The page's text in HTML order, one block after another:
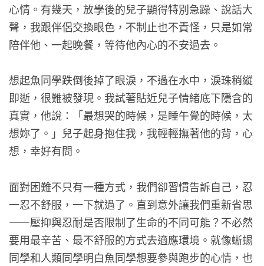
心情。有幾天，放學後的兒子顯得特別急躁、說話大
聲，我跟伴侶交換眼色，不制止也不責怪，只是如常
陪伴他、一起晚餐，等待他內心的不安過去。
想起魚同學跌倒後掉了眼淚，不過在水中，淚珠稍縱
即逝，很難被發現。我試著貼近兒子情緒底下隱含的
真實，他說：「最想哭的時候，是睡午覺的時候，太
想妳了。」兒子起身抱住我，我輕輕撫著他的背，心
想，幸好有問。
面對困難不只有一種方式，我們卻習慣告訴自己，忍
一忍不舒服，一下就過了。直到意外讓我們重新省思
——壓抑與忍耐是否限制了生命的不同可能？不必然
要用最辛苦、最不舒服的方式去適應環境。就像蜥蜴
同學和人類同學明白魚同學想要參與跑步的心情，也